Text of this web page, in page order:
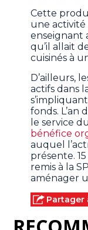
Cette
une
enseignant
qu’il allait
cuisinés à
D’ailleurs,
actifs dans
fonds. L’an
le service
bénéfice
auquel
présente.
remis à la
aménager
Partager